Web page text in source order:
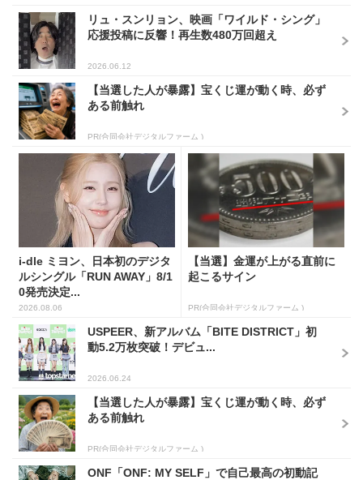
リュ・スンリョン、映画「ワイルド・シング」
応援投稿に反響！再生数480万回超え
2026.06.12
【当選した人が暴露】宝くじ運が動く時、必ず
ある前触れ
PR(合同会社デジタルファーム )
i-dle ミヨン、日本初のデジタ
ルシングル「RUN AWAY」8/1
0発売決定...
2026.08.06
【当選】金運が上がる直前に
起こるサイン
PR(合同会社デジタルファーム )
USPEER、新アルバム「BITE DISTRICT」初
動5.2万枚突破！デビュ...
2026.06.24
【当選した人が暴露】宝くじ運が動く時、必ず
ある前触れ
PR(合同会社デジタルファーム )
ONF「ONF: MY SELF」で自己最高の初動記